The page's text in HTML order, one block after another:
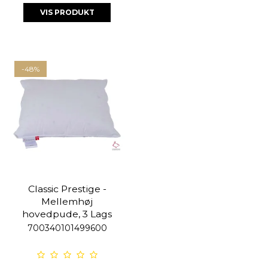
VIS PRODUKT
-48%
Classic Prestige -
Mellemhøj
hovedpude, 3 Lags
700340101499600